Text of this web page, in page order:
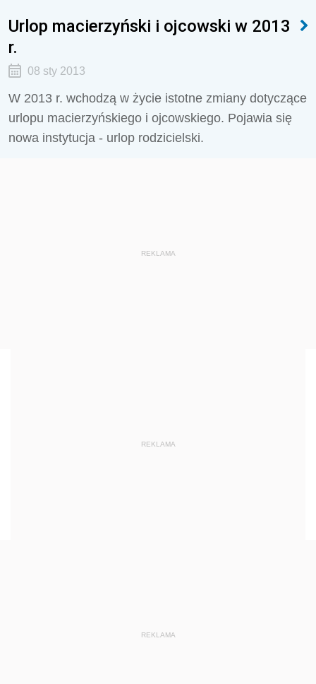
Urlop macierzyński i ojcowski w 2013
r.
08 sty 2013
W 2013 r. wchodzą w życie istotne zmiany dotyczące
urlopu macierzyńskiego i ojcowskiego. Pojawia się
nowa instytucja - urlop rodzicielski.
REKLAMA
REKLAMA
REKLAMA